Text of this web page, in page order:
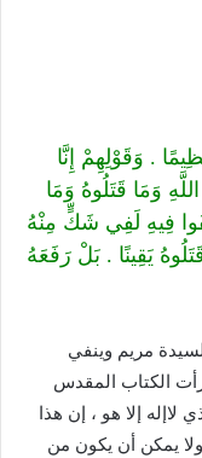
. وَقَوْلِهِمْ إِنَّا
وَمَا قَتَلُوهُ وَمَا
فِيهِ لَفِي شَكٍّ مِنْهُ
يَقِينًا . بَلْ رَفَعَهُ
مريم وينفي
الكتاب المقدس
لاإله إلا هو ، إن هذا
يمكن أن يكون من